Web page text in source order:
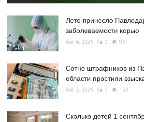
Лето принесло
заболеваемости корью
Авг 6, 2026 0 95
Сотне штрафников из
области простили
Авг 3, 2026 0 153
Сколько детей 1